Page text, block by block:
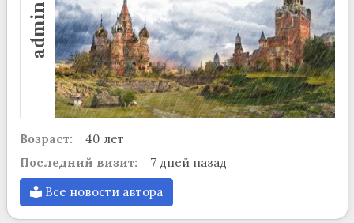
admin
Возраст:
40 лет
Последний визит:
7 дней назад
Все новости автора